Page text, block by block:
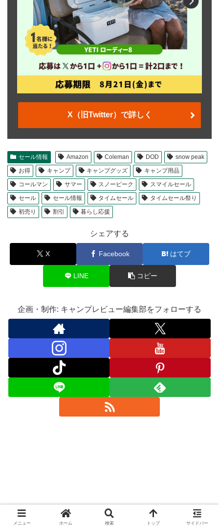
X（旧Twitter）で詳しく
セール情報 Amazon Coleman DOD
snow peak
お得
キャンプ キャンプグッズ
キャンプ用品
コールマン
サマー スノーピーク
スマイルセール
セール
セール情報 タイムセール
タイムセール祭り
初売り
割引 暮らし応援
シェアする
X Facebook はてブ
LINE コピー
企画・制作: キャンプレビュー編集部をフォローする
メニュー ホーム 検索 トップ サイドバー